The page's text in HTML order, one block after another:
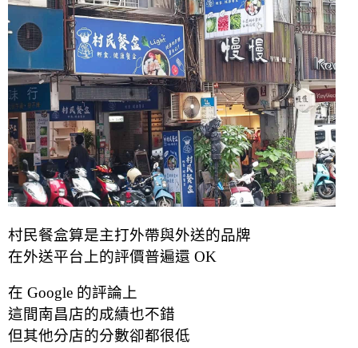
村民餐盒算是主打外帶與外送的品牌
在外送平台上的評價普遍還 OK
在 Google 的評論上
這間南昌店的成績也不錯
但其他分店的分數卻都很低